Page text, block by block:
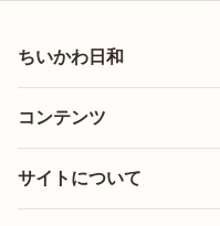
ちいかわ日和
コンテンツ
サイトについて